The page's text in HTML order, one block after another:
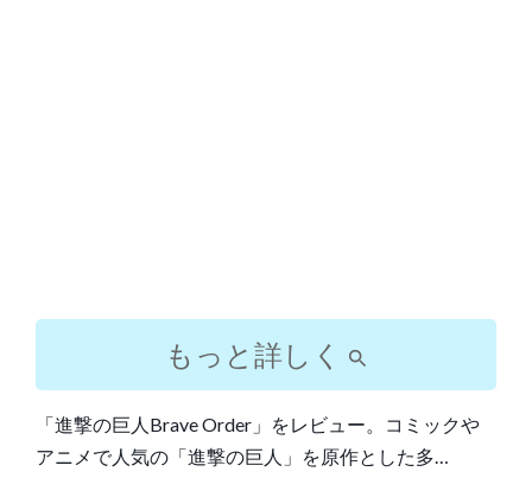
もっと詳しく
「進撃の巨人Brave Order」をレビュー。コミックや
アニメで人気の「進撃の巨人」を原作とした多…